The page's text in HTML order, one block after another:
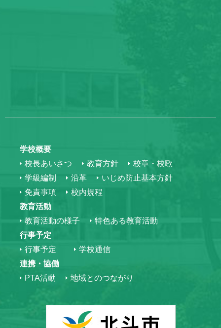
学校概要
校長あいさつ
教育方針
校章・校歌
学級編制
沿革
いじめ防止基本方針
免責事項
校内規程
教育活動
教育活動の様子
特色ある教育活動
行事予定
行事予定
学校通信
連携・協働
PTA活動
地域とのつながり